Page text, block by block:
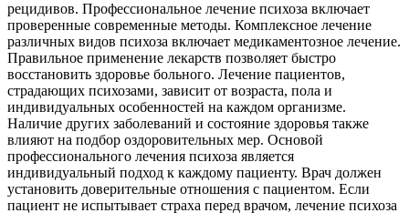
рецидивов. Профессиональное лечение психоза включает
проверенные современные методы. Комплексное лечение
различных видов психоза включает медикаментозное лечение.
Правильное применение лекарств позволяет быстро
восстановить здоровье больного. Лечение пациентов,
страдающих психозами, зависит от возраста, пола и
индивидуальных особенностей на каждом организме.
Наличие других заболеваний и состояние здоровья также
влияют на подбор оздоровительных мер. Основой
профессионального лечения психоза является
индивидуальный подход к каждому пациенту. Врач должен
установить доверительные отношения с пациентом. Если
пациент не испытывает страха перед врачом, лечение психоза